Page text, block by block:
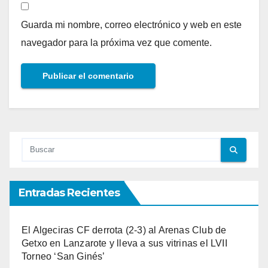
Guarda mi nombre, correo electrónico y web en este
navegador para la próxima vez que comente.
Entradas Recientes
El Algeciras CF derrota (2-3) al Arenas Club de
Getxo en Lanzarote y lleva a sus vitrinas el LVII
Torneo ‘San Ginés’